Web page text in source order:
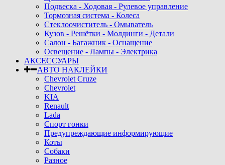
Подвеска - Ходовая - Рулевое управление
Тормозная система - Колеса
Стеклоочиститель - Омыватель
Кузов - Решётки - Молдинги - Детали
Салон - Багажник - Оснащение
Освещение - Лампы - Электрика
АКСЕССУАРЫ
АВТО НАКЛЕЙКИ
Chevrolet Cruze
Chevrolet
KIA
Renault
Lada
Спорт гонки
Предупреждающие информирующие
Коты
Собаки
Разное